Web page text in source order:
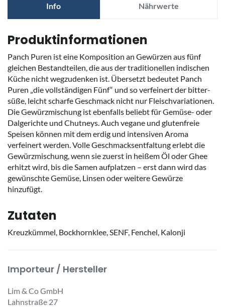
Info Nährwerte
Produktinformationen
Panch Puren ist eine Komposition an Gewürzen aus fünf
gleichen Bestandteilen, die aus der traditionellen indischen
Küche nicht wegzudenken ist. Übersetzt bedeutet Panch
Puren „die vollständigen Fünf“ und so verfeinert der bitter-
süße, leicht scharfe Geschmack nicht nur Fleischvariationen.
Die Gewürzmischung ist ebenfalls beliebt für Gemüse- oder
Dalgerichte und Chutneys. Auch vegane und glutenfreie
Speisen können mit dem erdig und intensiven Aroma
verfeinert werden. Volle Geschmacksentfaltung erlebt die
Gewürzmischung, wenn sie zuerst in heißem Öl oder Ghee
erhitzt wird, bis die Samen aufplatzen – erst dann wird das
gewünschte Gemüse, Linsen oder weitere Gewürze
hinzufügt.
Zutaten
Kreuzkümmel, Bockhornklee, SENF, Fenchel, Kalonji
Importeur / Hersteller
Lim & Co GmbH
Lahnstraße 27